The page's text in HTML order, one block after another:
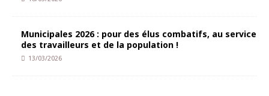
Municipales 2026 : pour des élus combatifs, au service
des travailleurs et de la population !
13/03/2026